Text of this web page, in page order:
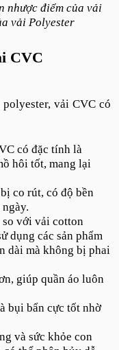
nhược điểm của vải
vải Polyester
CVC
vải CVC có
có đặc tính là
hôi tốt, mang lại
co rút, có độ bền
so với vải cotton
dụng các sản phẩm
dài mà không bị phai
giúp quần áo luôn
bụi bẩn cực tốt nhờ
và sức khỏe con